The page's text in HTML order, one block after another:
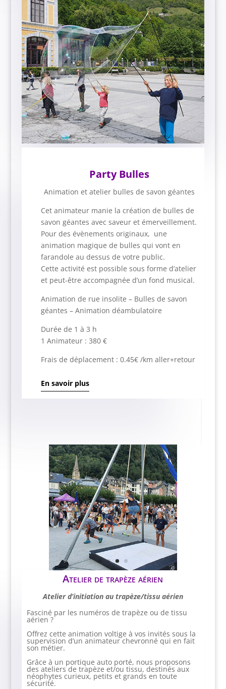
Party Bulles
Animation et atelier bulles de savon géantes
Cet animateur manie la création de bulles de
savon géantes avec saveur et émerveillement.
Pour des évènements originaux, une
animation magique de bulles qui vont en
farandole au dessus de votre public.
Cette activité est possible sous forme d’atelier
et peut-être accompagnée d’un fond musical.
Animation de rue insolite – Bulles de savon
géantes – Animation déambulatoire
Durée de 1 à 3 h
1 Animateur : 380 €
Frais de déplacement : 0.45€ /km aller+retour
En savoir plus
Atelier de trapèze aérien
Atelier d’initiation au trapèze/tissu aérien
Fasciné par les numéros de trapèze ou de tissu
aérien ?
Offrez cette animation voltige à vos invités sous la
supervision d’un animateur chevronné qui en fait
son métier.
Grâce à un portique auto porté, nous proposons
des ateliers de trapèze et/ou tissu, destinés aux
néophytes curieux, petits et grands en toute
sécurité.